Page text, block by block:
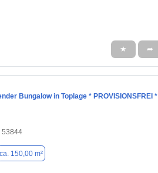
★ ➦
Bungalow in Toplage * PROVISIONSFREI *
53844
ca. 150,00 m²